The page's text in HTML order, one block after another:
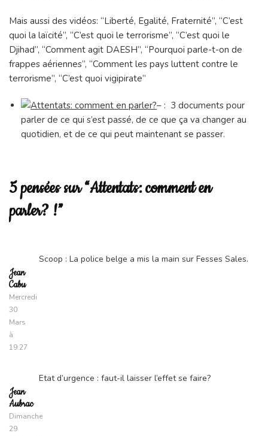
Mais aussi des vidéos: “Liberté, Egalité, Fraternité”, “C’est
quoi la laïcité”, “C’est quoi le terrorisme”, “C’est quoi le
Djihad”, “Comment agit DAESH”, “Pourquoi parle-t-on de
frappes aériennes”, “Comment les pays luttent contre le
terrorisme”, “C’est quoi vigipirate”
– : 3 documents pour
parler de ce qui s’est passé, de ce que ça va changer au
quotidien, et de ce qui peut maintenant se passer.
5 pensées sur “Attentats: comment en
parler? !”
Jean
Cabu
Mercredi
30
Mars
à
19:27
Scoop : La police belge a mis la main sur Fesses Sales.
Jean
Aubrac
Dimanche
29
Etat d’urgence : faut-il laisser l’effet se faire?